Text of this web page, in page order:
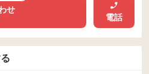
せ
電話